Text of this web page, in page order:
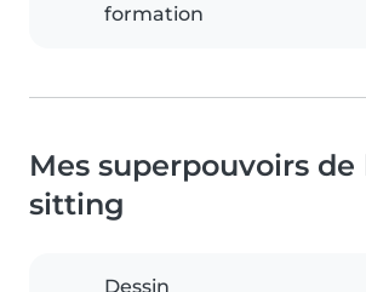
formation
Mes superpouvoirs de
sitting
Dessin